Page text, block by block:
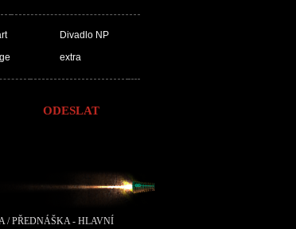
Divadlo NP
extra
/ PŘEDNÁŠKA - HLAVNÍ